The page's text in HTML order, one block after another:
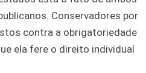
Conservadores por
contra a obrigatoriedade
ela fere o direito individual